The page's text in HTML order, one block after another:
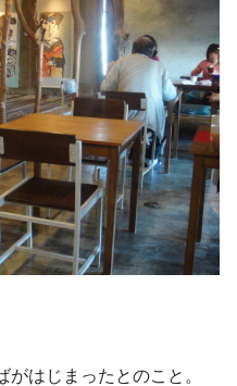
はじまったとのこと。